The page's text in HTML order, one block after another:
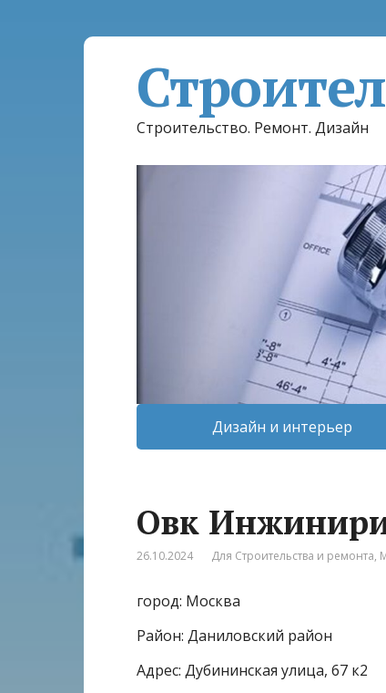
Строительство. Ремонт. Дизайн
Дизайн и интерьер
Овк
26.10.2024 Для Строительства и ремонта,
город: Москва
Район: Даниловский район
Адрес: Дубининская улица, 67 к2